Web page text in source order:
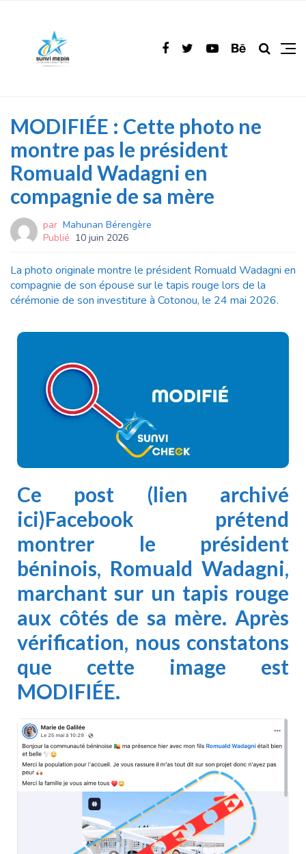
MODIFIÉE : Cette photo ne
montre pas le président
Romuald Wadagni en
compagnie de sa mère
par Mahunan Bérengère
Publié 10 juin 2026
La photo originale montre le président Romuald Wadagni en
compagnie de son épouse sur le tapis rouge lors de la
cérémonie de son investiture à Cotonou, le 24 mai 2026.
Ce post (lien archivé
ici)Facebook prétend
montrer le président
béninois, Romuald Wadagni,
marchant sur un tapis rouge
aux côtés de sa mère. Après
vérification, nous constatons
que cette image est
MODIFIÉE.